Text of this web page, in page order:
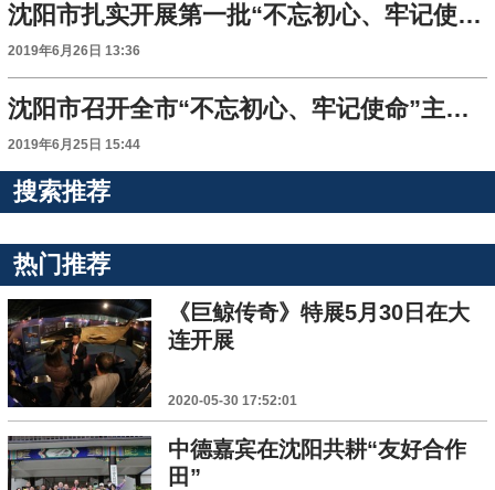
沈阳市扎实开展第一批“不忘初心、牢记使命”主题教育
2019年6月26日 13:36
沈阳市召开全市“不忘初心、牢记使命”主题教育督导工作推进会
2019年6月25日 15:44
搜索推荐
热门推荐
《巨鲸传奇》特展5月30日在大
连开展
2020-05-30 17:52:01
中德嘉宾在沈阳共耕“友好合作
田”